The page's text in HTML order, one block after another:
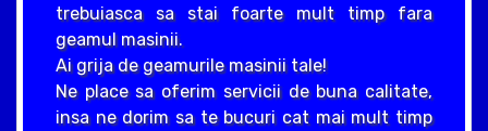
trebuiasca sa stai foarte mult timp fara
geamul masinii.
Ai grija de geamurile masinii tale!
Ne place sa oferim servicii de buna calitate,
insa ne dorim sa te bucuri cat mai mult timp